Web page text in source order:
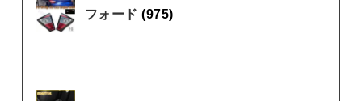
フォード(975)